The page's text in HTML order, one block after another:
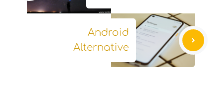
Android
Alternative